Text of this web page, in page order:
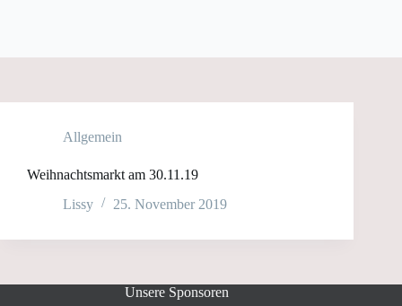
Allgemein
Weihnachtsmarkt am 30.11.19
Lissy
25. November 2019
Unsere Sponsoren